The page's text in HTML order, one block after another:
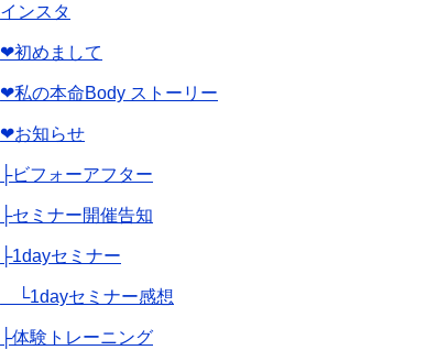
インスタ
❤︎初めまして
❤︎私の本命Body ストーリー
❤︎お知らせ
├ビフォーアフター
├セミナー開催告知
├1dayセミナー
└1dayセミナー感想
├体験トレーニング